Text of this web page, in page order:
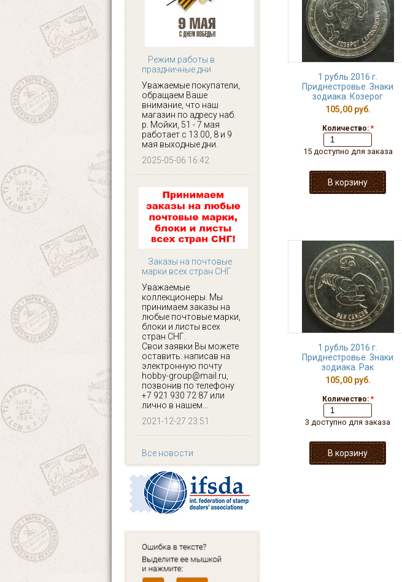
Режим работы в
праздничные дни
Уважаемые покупатели,
обращаем Ваше
внимание, что наш
магазин по адресу наб.
р. Мойки, 51 - 7 мая
работает с 13.00, 8 и 9
мая выходные дни.
2025-05-06 16:42
Заказы на почтовые
марки всех стран СНГ
Уважаемые
коллекционеры. Мы
принимаем заказы на
любые почтовые марки,
блоки и листы всех
стран СНГ.
Свои заявки Вы можете
оставить: написав на
электронную почту
hobby-group@mail.ru,
позвонив по телефону
+7 921 930 72 87 или
лично в нашем...
2021-12-27 23:51
Все новости
1 рубль 2016 г.
Приднестровье. Знаки
зодиака. Козерог
105,00 руб.
Количество: *
15 доступно для заказа
1 рубль 2016 г.
Приднестровье. Знаки
зодиака. Рак
105,00 руб.
Количество: *
3 доступно для заказа